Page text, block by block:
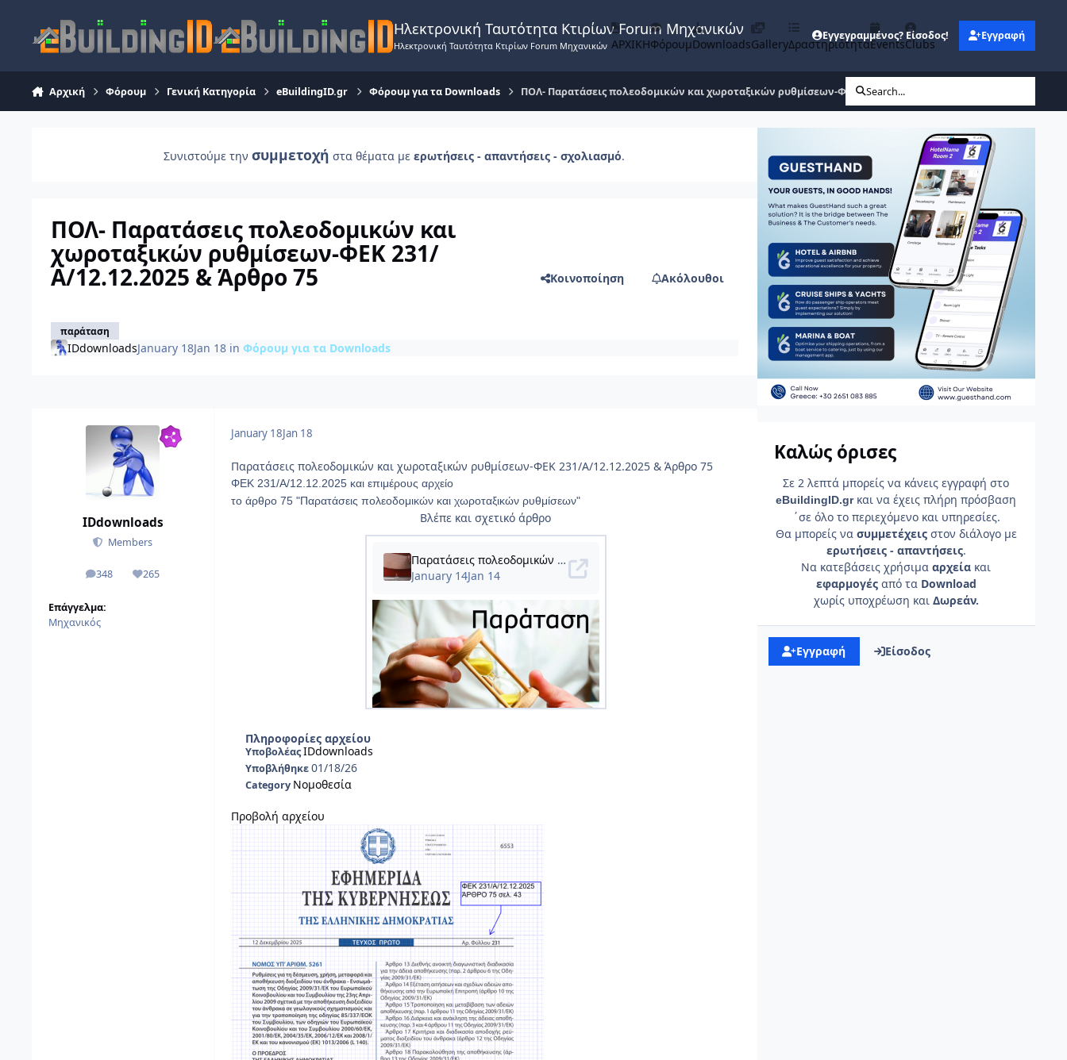
Ηλεκτρονική Ταυτότητα Κτιρίων Forum Μηχανικών
Ηλεκτρονική Ταυτότητα Κτιρίων Forum Μηχανικών ΑΡΧΙΚΗΦόρουμDownloadsGalleryΔραστηριότηταEventsClubs
Εγγεγραμμένος? Είσοδος! Εγγραφή
Αρχική Φόρουμ Γενική Κατηγορία eBuildingID.gr Φόρουμ για τα Downloads ΠΟΛ- Παρατάσεις πολεοδομικών και χωροταξικών ρυθμίσεων-ΦΕΚ 231/Α/12.12.2025 & Άρθρο 75
Search...
Συνιστούμε τηνσυμμετοχή στα θέματα με ερωτήσεις - απαντήσεις - σχολιασμό.
ΠΟΛ- Παρατάσεις πολεοδομικών και
χωροταξικών ρυθμίσεων-ΦΕΚ 231/
Α/12.12.2025 & Άρθρο 75
παράταση
Κοινοποίηση Ακόλουθοι
IDdownloadsJanuary 18Jan 18in Φόρουμ για τα Downloads
IDdownloads
Members
348
αναρτήσεις265
Reputation
Επάγγελμα:
Μηχανικός
January 18Jan 18
Παρατάσεις πολεοδομικών και χωροταξικών ρυθμίσεων-ΦΕΚ 231/Α/12.12.2025 & Άρθρο 75
ΦΕΚ 231/Α/12.12.2025 και επιμέρους αρχείο
το άρθρο 75 "Παρατάσεις πολεοδομικών και χωροταξικών ρυθμίσεων"
Βλέπε και σχετικό άρθρο
Πληροφορίες αρχείου
ΥποβολέαςIDdownloads
Υποβλήθηκε01/18/26
Category Νομοθεσία
Προβολή αρχείου
Καλώς όρισες
Σε 2 λεπτά μπορείς να κάνεις εγγραφή στο
eBuildingID.gr και να έχεις πλήρη πρόσβαση
΄σε όλο το περιεχόμενο και υπηρεσίες.
Θα μπορείς να συμμετέχειςστον διάλογο με
ερωτήσεις - απαντήσεις.
Να κατεβάσεις χρήσιμααρχεία και
εφαρμογέςαπό τα Download
χωρίς υποχρέωση και Δωρεάν.
Εγγραφή Είσοδος